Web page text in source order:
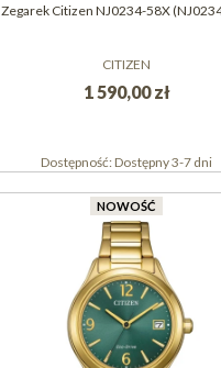
Zegarek Citizen NJ0234-58X
CITIZEN
1 590,00 zł
Dostępność:Dostępny 3-7 dni
NOWOŚĆ